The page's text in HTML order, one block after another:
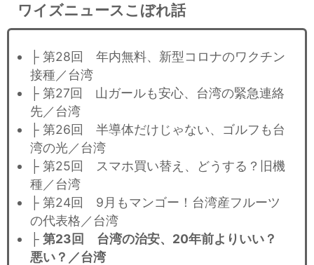
ワイズニュースこぼれ話
├ 第28回 年内無料、新型コロナのワクチン
接種／台湾
├ 第27回 山ガールも安心、台湾の緊急連絡
先／台湾
├ 第26回 半導体だけじゃない、ゴルフも台
湾の光／台湾
├ 第25回 スマホ買い替え、どうする？旧機
種／台湾
├ 第24回 9月もマンゴー！台湾産フルーツ
の代表格／台湾
├ 第23回 台湾の治安、20年前よりいい？
悪い？／台湾